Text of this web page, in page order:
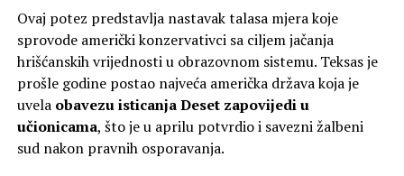
Ovaj potez predstavlja nastavak talasa mjera koje
sprovode američki konzervativci sa ciljem jačanja
hrišćanskih vrijednosti u obrazovnom sistemu. Teksas je
prošle godine postao najveća američka država koja je
uvela obavezu isticanja Deset zapovijedi u
učionicama, što je u aprilu potvrdio i savezni žalbeni
sud nakon pravnih osporavanja.